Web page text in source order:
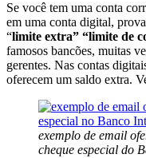
Se você tem uma conta
em uma conta digital,
“limite extra” “limite de
famosos bancões, muitas
gerentes. Nas contas
oferecem um saldo extra.
exemplo de email
cheque especial do